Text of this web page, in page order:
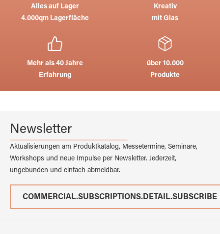
Alles auf Lager
4.000qm Lagerfläche
Kreativ
mit Glas
Mehr als 40 Jahre
Erfahrung
über 10.000
Produkte
Newsletter
Aktualisierungen am Produktkatalog, Messetermine, Seminare,
Workshops und neue Impulse per Newsletter. Jederzeit,
ungebunden und einfach abmeldbar.
COMMERCIAL.SUBSCRIPTIONS.DETAIL.SUBSCRIBE